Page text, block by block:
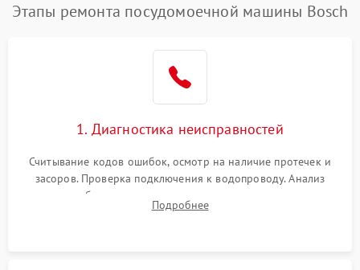
воды
1800 ₽ Подробнее →
Проблемы с
Этапы ремонта посудомоечной машины Bosch
1. Диагностика неисправностей
Считывание кодов ошибок, осмотр на наличие протечек и
засоров. Проверка подключения к водопроводу. Анализ
жалоб на отсутствие слива, нагрева, вращения
разбрызгивателей или срабатывание системы защиты
Подробнее